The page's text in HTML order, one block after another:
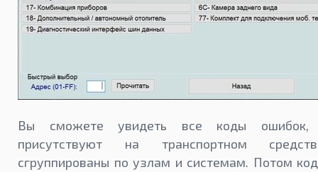
Вы сможете увидеть все коды ошибок,
присутствуют на транспортном
сгруппированы по узлам и системам. Потом